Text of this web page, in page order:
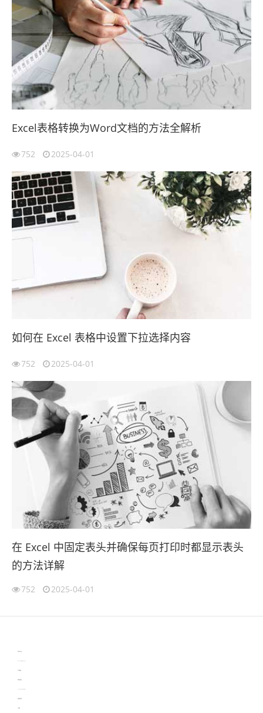
Excel表格转换为Word文档的方法全解析
752 2025-04-01
如何在 Excel 表格中设置下拉选择内容
752 2025-04-01
在 Excel 中固定表头并确保每页打印时都显示表头
的方法详解
752 2025-04-01